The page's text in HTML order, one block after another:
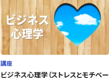
講座
ビジネス心理学（ストレスとモチベー